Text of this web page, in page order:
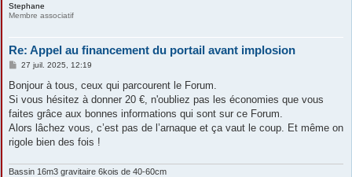
Stephane
Membre associatif
Re: Appel au financement du portail avant implosion
M
s
a
g
27 juil. 2025, 12:19
Bonjour à tous, ceux qui parcourent le Forum.
Si vous hésitez à donner 20 €, n'oubliez pas les économies que vous
faites grâce aux bonnes informations qui sont sur ce Forum.
Alors lâchez vous, c’est pas de l’arnaque et ça vaut le coup. Et même on
rigole bien des fois !
Bassin 16m3 gravitaire 6kois de 40-60cm